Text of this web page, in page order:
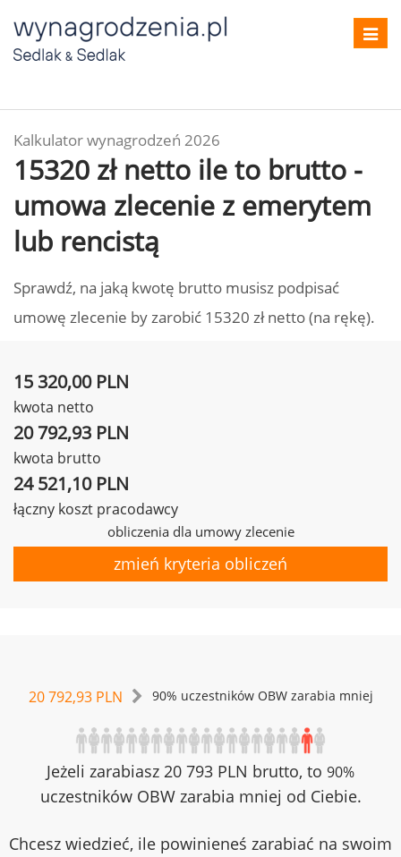
Kalkulator wynagrodzeń 2026
15320 zł netto ile to brutto -
umowa zlecenie z emerytem
lub rencistą
Sprawdź, na jaką kwotę brutto musisz podpisać
umowę zlecenie by zarobić 15320 zł netto (na rękę).
15 320,00 PLN
kwota netto
20 792,93 PLN
kwota brutto
24 521,10 PLN
łączny koszt pracodawcy
obliczenia dla umowy zlecenie
zmień kryteria obliczeń
20 792,93 PLN 90% uczestników OBW zarabia mniej
Jeżeli zarabiasz 20 793 PLN brutto, to 90%
uczestników OBW zarabia mniej od Ciebie.
Chcesz wiedzieć, ile powinieneś zarabiać na swoim